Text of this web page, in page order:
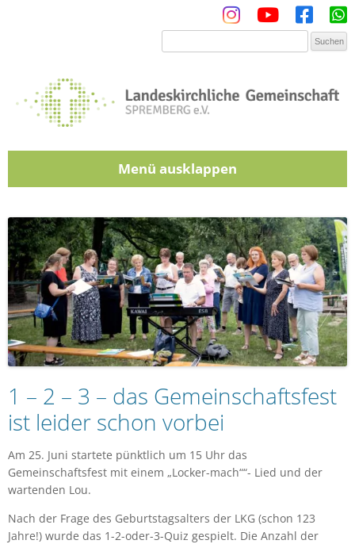
Menü
1 – 2 – 3 – das Gemeinschaftsfest
ist leider schon vorbei
Am 25. Juni startete pünktlich um 15 Uhr das
Gemeinschaftsfest mit einem „Locker-mach““- Lied und der
wartenden Lou.
Nach der Frage des Geburtstagsalters der LKG (schon 123
Jahre!) wurde das 1-2-oder-3-Quiz gespielt. Die Anzahl der